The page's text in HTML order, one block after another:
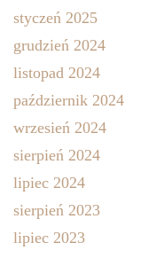
styczeń 2025
grudzień 2024
listopad 2024
październik 2024
wrzesień 2024
sierpień 2024
lipiec 2024
sierpień 2023
lipiec 2023